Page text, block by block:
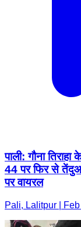
पाली: गौना
44 पर फिर से
पर वायरल
Pali, Lalitpur |